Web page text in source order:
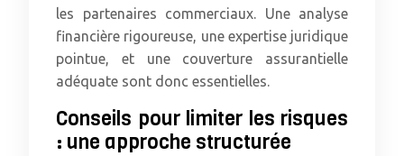
les partenaires commerciaux. Une analyse
financière rigoureuse, une expertise juridique
pointue, et une couverture assurantielle
adéquate sont donc essentielles.
Conseils pour limiter les risques
: une approche structurée